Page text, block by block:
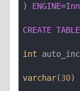
) ENGINE=
CREATE TABLE
int
varchar(30)